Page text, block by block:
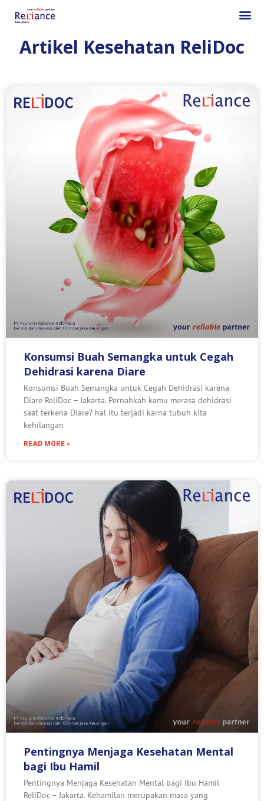
Artikel Kesehatan ReliDoc
Konsumsi Buah Semangka untuk Cegah
Dehidrasi karena Diare
Konsumsi Buah Semangka untuk Cegah Dehidrasi karena
Diare ReliDoc – Jakarta. Pernahkah kamu merasa dehidrasi
saat terkena Diare? hal itu terjadi karna tubuh kita
kehilangan
READ MORE »
Pentingnya Menjaga Kesehatan Mental
bagi Ibu Hamil
Pentingnya Menjaga Kesehatan Mental bagi Ibu Hamil
ReliDoc – Jakarta. Kehamilan merupakan masa yang